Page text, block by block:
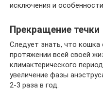
исключения и особенности.
Прекращение течки
Следует знать, что
протяжении всей своей
климактерического
увеличение фазы
2-3 раза в год.